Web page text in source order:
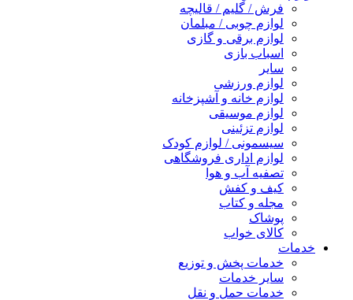
فرش / گلیم / قالیچه
لوازم چوبی / مبلمان
لوازم برقی و گازی
اسباب بازی
سایر
لوازم ورزشی
لوازم خانه و آشپزخانه
لوازم موسیقی
لوازم تزئینی
سیسمونی / لوازم کودک
لوازم اداری فروشگاهی
تصفیه آب و هوا
کیف و کفش
مجله و کتاب
پوشاک
کالای خواب
خدمات
خدمات پخش و توزیع
سایر خدمات
خدمات حمل و نقل